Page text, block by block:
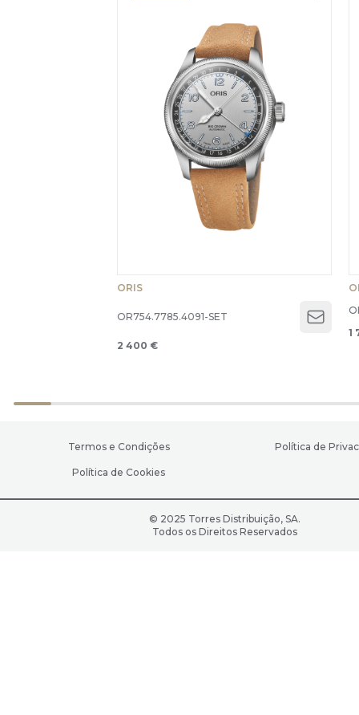
ORIS
OR754.7785.4091-SET
Open
2 400 €
1
Termos e Condições Política de
Política de Cookies
© 2025 Torres Distribuição, SA.
Todos os Direitos Reservados